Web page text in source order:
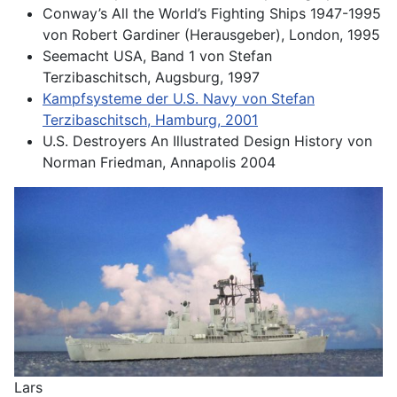
Conway’s All the World’s Fighting Ships 1947-1995
von Robert Gardiner (Herausgeber), London, 1995
Seemacht USA, Band 1 von Stefan
Terzibaschitsch, Augsburg, 1997
Kampfsysteme der U.S. Navy von Stefan
Terzibaschitsch, Hamburg, 2001
U.S. Destroyers An Illustrated Design History von
Norman Friedman, Annapolis 2004
Lars